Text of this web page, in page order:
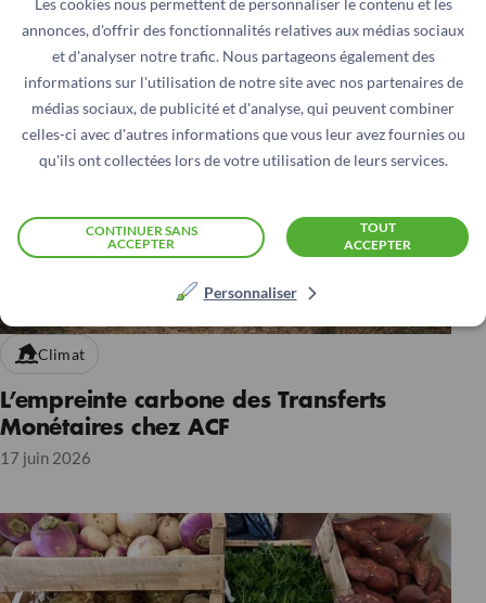
annonces, d'offrir des fonctionnalités relatives aux médias sociaux
et d'analyser notre trafic. Nous partageons également des
informations sur l'utilisation de notre site avec nos partenaires de
médias sociaux, de publicité et d'analyse, qui peuvent combiner
celles-ci avec d'autres informations que vous leur avez fournies ou
qu'ils ont collectées lors de votre utilisation de leurs services.
TOUT
ACCEPTER
CONTINUER SANS
ACCEPTER
Personnaliser
Climat
L’empreinte carbone des Transferts
Monétaires chez ACF
17 juin 2026